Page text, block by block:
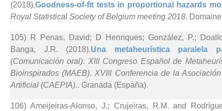
(2018).Goodness-of-fit tests in proportional hazards
Royal Statistical Society of Belgium meeting 2018.
105) R Penas, David; D Henriques; González, P.;
Banga, J.R. (2018).Una metaheurística paralela
(Comunicación oral). XIII Congreso Español de
Bioinspirados (MAEB). XVIII Conferencia de la
Artificial (CAEPIA).. Granada (España).
106) Ameijeiras-Alonso, J.; Crujeiras, R.M. and